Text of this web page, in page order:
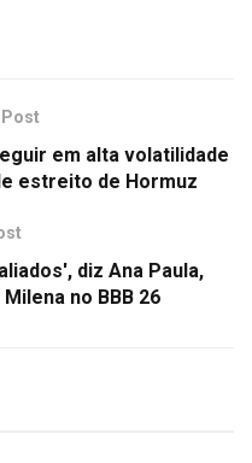
em alta volatilidade
estreito de Hormuz
diz Ana Paula,
no BBB 26